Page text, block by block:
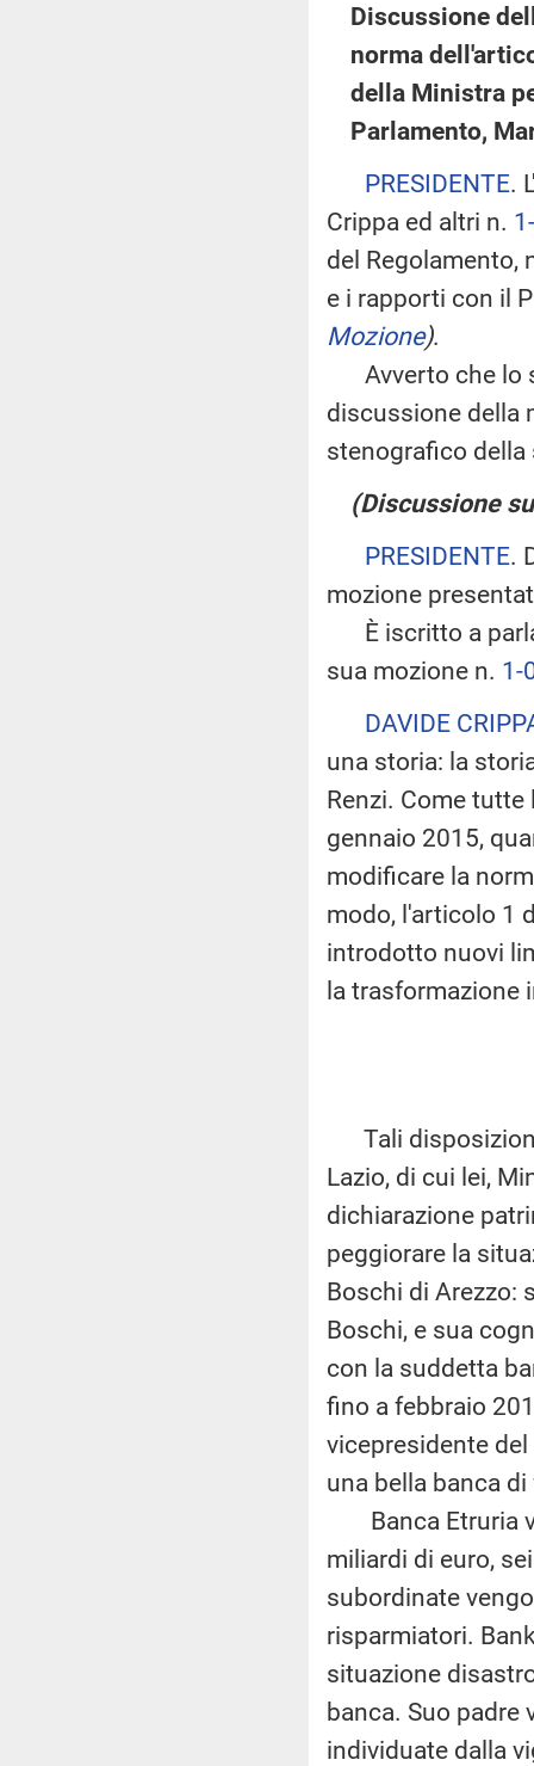
Discussione
norma
della Ministra
Parlamento,
PRESIDENTE.
Crippa ed altri n.
del Regolamento,
e i rapporti con il
Mozione).
Avverto che lo
discussione della
stenografico
(Discussione
PRESIDENTE.
mozione
È iscritto a
sua mozione n. 1-
DAVIDE
una storia: la
Renzi. Come
gennaio 2015,
modificare la
modo, l'articolo 1
introdotto nuovi
la trasformazione
Tali disposizioni
Lazio, di cui lei,
dichiarazione
peggiorare la
Boschi di Arezzo:
Boschi, e sua
con la suddetta
fino a febbraio
vicepresidente
una bella banca
Banca Etruria
miliardi di euro,
subordinate
risparmiatori.
situazione
banca. Suo padre
individuate dalla